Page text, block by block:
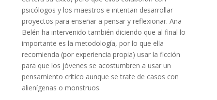
psicólogos y los maestros e intentan desarrollar
proyectos para enseñar a pensar y reflexionar. Ana
Belén ha intervenido también diciendo que al final lo
importante es la metodología, por lo que ella
recomienda (por experiencia propia) usar la ficción
para que los jóvenes se acostumbren a usar un
pensamiento crítico aunque se trate de casos con
alienígenas o monstruos.